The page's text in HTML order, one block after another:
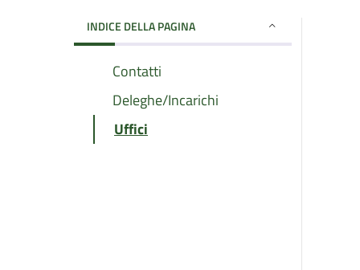
INDICE DELLA PAGINA
Contatti
Deleghe/Incarichi
Uffici